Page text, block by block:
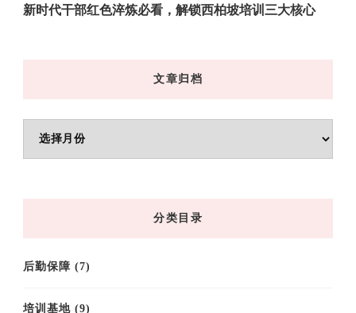
新时代干部红色淬炼必看，解锁西柏坡培训三大核心
文章归档
章
分类目录
后勤保障 (7)
培训基地 (9)